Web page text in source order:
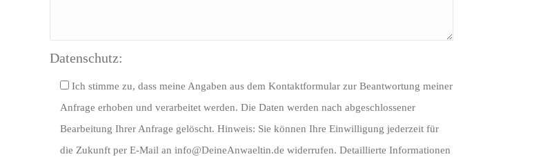
Datenschutz:
Ich stimme zu, dass meine Angaben aus dem Kontaktformular zur Beantwortung meiner
Anfrage erhoben und verarbeitet werden. Die Daten werden nach abgeschlossener
Bearbeitung Ihrer Anfrage gelöscht. Hinweis: Sie können Ihre Einwilligung jederzeit für
die Zukunft per E-Mail an info@DeineAnwaeltin.de widerrufen. Detaillierte Informationen